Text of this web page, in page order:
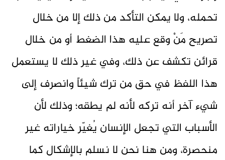
تحمله، ولا يمكن التأكد من ذلك إلا من خلال
تصريح مَنْ وقع عليه هذا الضغط أو من خلال
قرائن تكشف عن ذلك، وفي غير ذلك لا يستعمل
هذا اللفظ في حق من ترك شيئاً وانصرف إلى
شيء آخر أنه تركه لأنه لم يطقه؛ وذلك لأن
الأسباب التي تجعل الإنسان يُغيّر خياراته غير
منحصرة، ومن هنا نحن لا نسلم بالإشكال كما